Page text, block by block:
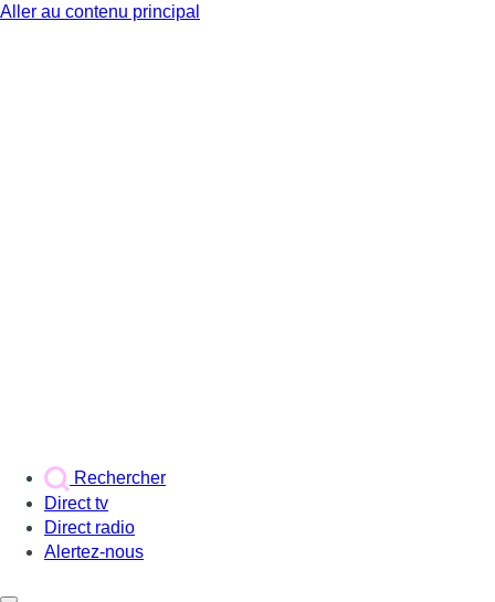
Aller au contenu principal
Rechercher
Direct tv
Direct radio
Alertez-nous